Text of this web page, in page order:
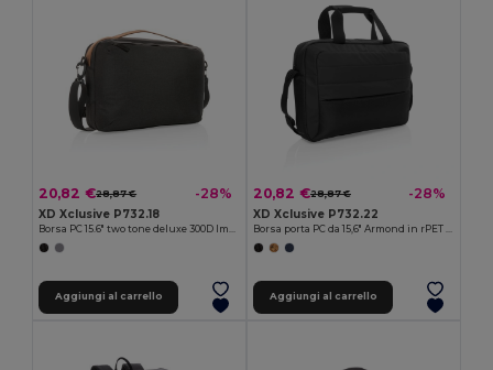
20,82 €28,87 € -28%
XD Xclusive P732.18
Aggiungi al carrello
20,82 €28,87 € -28%
XD Xclusive P732.22
Aggiungi al carrello